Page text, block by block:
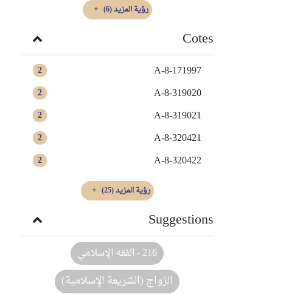
رؤية المزيد(6)
Cotes
2 A-8-171997
2 A-8-319020
2 A-8-319021
2 A-8-320421
2 A-8-320422
رؤية المزيد(25)
Suggestions
216 - الفقه الإسلامي
الزواج (الشريعة الإسلامية)